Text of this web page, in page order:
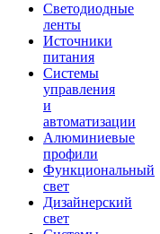
Светодиодные
ленты
Источники
питания
Системы
управления
и
автоматизации
Алюминиевые
профили
Функциональный
свет
Дизайнерский
свет